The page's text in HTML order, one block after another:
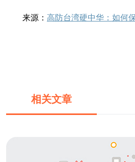
来源： 高防台湾硬中华：如何
相关文章